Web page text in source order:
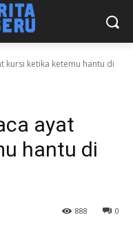
kursi ketika ketemu hantu di
ayat
hantu di
0
888